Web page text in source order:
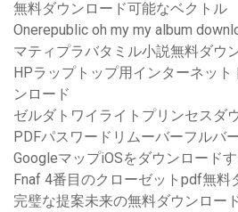
無料ダウンロード可能なベクトル
Onerepublic oh my my album
マティプラバタミル小説無料ダウ
HPラップトップ用インターネッ
ンロード
ゼルダトワイライトプリンセスダ
PDFパスワードリムーバーフルバ
GoogleマップiOSをダウンロード
Fnaf 4番目のクローゼットpdf無料
完璧な提案未来の無料ダウンロー